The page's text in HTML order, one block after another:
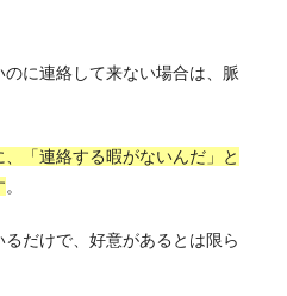
に連絡して来ない場合は、脈
「連絡する暇がないんだ」と
。
だけで、好意があるとは限ら